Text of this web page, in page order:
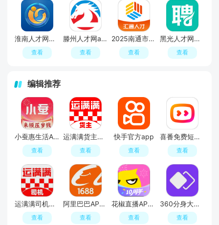
淮南人才网招聘找工作app客户端
查看
滕州人才网app下载2025版
查看
2025南通市汇通人才网手机版下载
查看
黑光人才网招聘下载2025版
查看
编辑推荐
小蚕惠生活APP官方正版
查看
运满满货主找车APP官方免费版
查看
快手官方app
查看
喜番免费短剧手机客户端
查看
运满满司机版APP官方最新版
查看
阿里巴巴APP2026官方版
查看
花椒直播APP官方版
查看
360分身大师官方手机版(360隔离沙箱安卓版)
查看